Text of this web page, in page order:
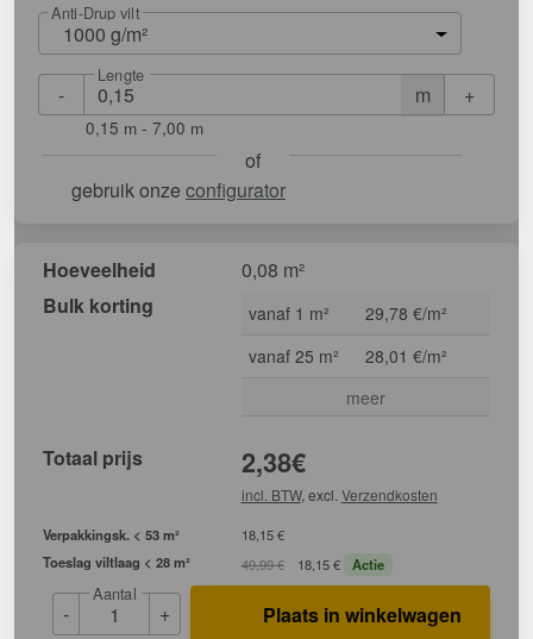
Anti-Drup vilt
1000 g/m²
- m
Lengte
+
0,15 m - 7,00 m
of
gebruik onze configurator
Hoeveelheid
0,08 m²
Bulk korting
vanaf 1 m²
29,78 €/m²
vanaf 25 m²
28,01 €/m²
meer
Totaal prijs 2,38€
incl. BTW, excl. Verzendkosten
Verpakkingsk. < 53 m²
18,15 €
Toeslag viltlaag < 28 m²
49,99 € 18,15 € Actie
-
Aantal
+ Plaats in winkelwagen